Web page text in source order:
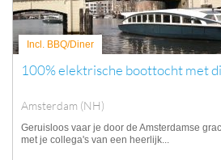
Incl. BBQ/Diner
100% elektrische boottocht met
Amsterdam (NH)
Geruisloos vaar je door de Amsterdamse
met je collega's van een heerlijk...